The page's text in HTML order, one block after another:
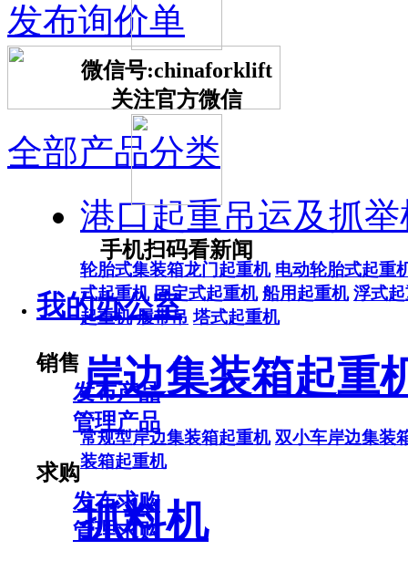
微信号:chinaforklift
关注官方微信
手机扫码看新闻
我的办公室
销售
发布产品
管理产品
求购
发布求购
管理求购
发布询价单
全部产品分类
港口起重吊运及抓
轮胎式集装箱龙门起重机 电动轮胎式起重
式起重机 固定式起重机 船用起重机 浮式
起重机 履带吊 塔式起重机
岸边集装箱起重
常规型岸边集装箱起重机 双小车岸边集装
装箱起重机
抓料机